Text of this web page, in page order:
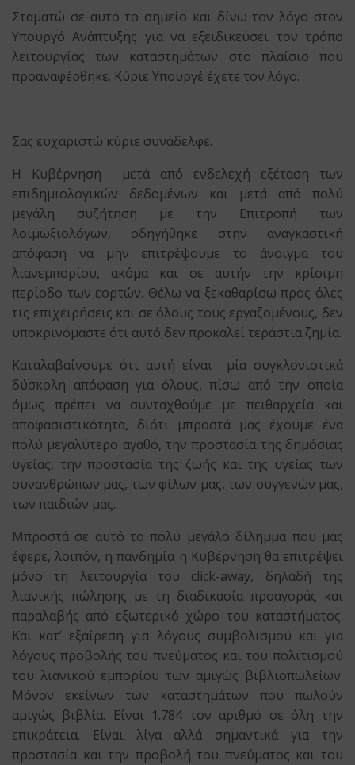
Σταματώ σε αυτό το σημείο και δίνω τον λόγο στον
Υπουργό Ανάπτυξης για να εξειδικεύσει τον τρόπο
λειτουργίας των καταστημάτων στο πλαίσιο που
προαναφέρθηκε. Κύριε Υπουργέ έχετε τον λόγο.
Σας ευχαριστώ κύριε συνάδελφε.
Η Κυβέρνηση μετά από ενδελεχή εξέταση των
επιδημιολογικών δεδομένων και μετά από πολύ
μεγάλη συζήτηση με την Επιτροπή των
λοιμωξιολόγων, οδηγήθηκε στην αναγκαστική
απόφαση να μην επιτρέψουμε το άνοιγμα του
λιανεμπορίου, ακόμα και σε αυτήν την κρίσιμη
περίοδο των εορτών. Θέλω να ξεκαθαρίσω προς όλες
τις επιχειρήσεις και σε όλους τους εργαζομένους, δεν
υποκρινόμαστε ότι αυτό δεν προκαλεί τεράστια ζημία.
Καταλαβαίνουμε ότι αυτή είναι μία συγκλονιστικά
δύσκολη απόφαση για όλους, πίσω από την οποία
όμως πρέπει να συνταχθούμε με πειθαρχεία και
αποφασιστικότητα, διότι μπροστά μας έχουμε ένα
πολύ μεγαλύτερο αγαθό, την προστασία της δημόσιας
υγείας, την προστασία της ζωής και της υγείας των
συνανθρώπων μας, των φίλων μας, των συγγενών μας,
των παιδιών μας.
Μπροστά σε αυτό το πολύ μεγάλο δίλημμα που μας
έφερε, λοιπόν, η πανδημία η Κυβέρνηση θα επιτρέψει
μόνο τη λειτουργία του click-away, δηλαδή της
λιανικής πώλησης με τη διαδικασία προαγοράς και
παραλαβής από εξωτερικό χώρο του καταστήματος.
Και κατ’ εξαίρεση για λόγους συμβολισμού και για
λόγους προβολής του πνεύματος και του πολιτισμού
του λιανικού εμπορίου των αμιγώς βιβλιοπωλείων.
Μόνον εκείνων των καταστημάτων που πωλούν
αμιγώς βιβλία. Είναι 1.784 τον αριθμό σε όλη την
επικράτεια. Είναι λίγα αλλά σημαντικά για την
προστασία και την προβολή του πνεύματος και του